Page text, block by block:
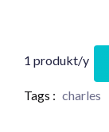
1 produkt/y
Tags : charles